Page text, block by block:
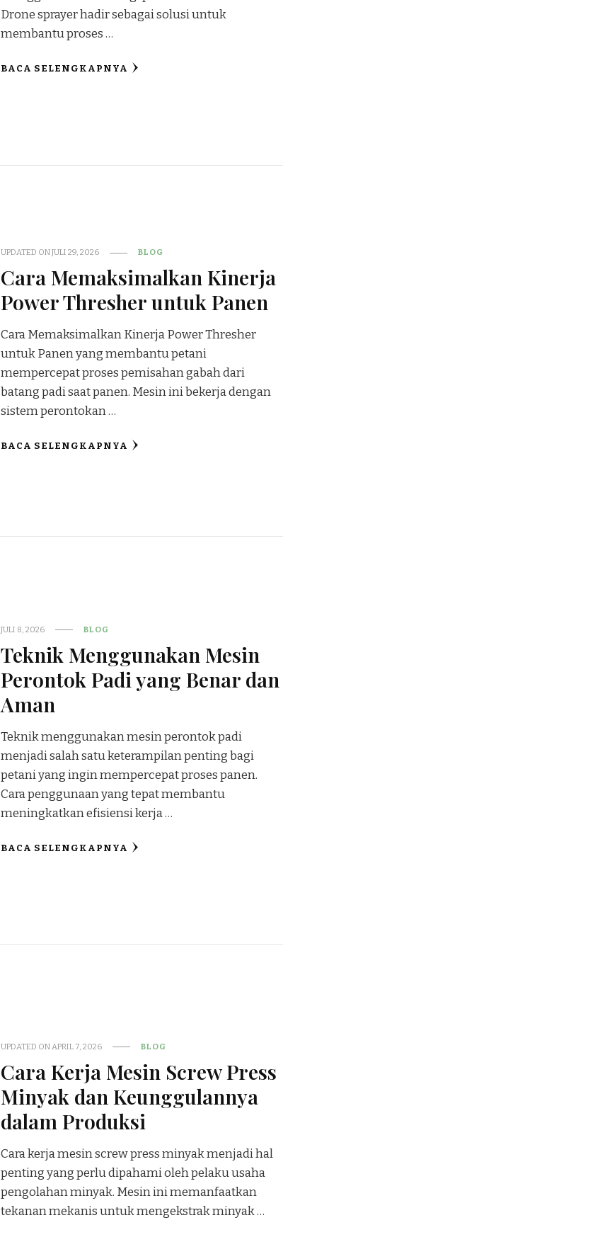
Drone sprayer hadir sebagai solusi untuk
membantu proses …
BACA SELENGKAPNYA
UPDATED ONJULI 29, 2026 BLOG
Cara Memaksimalkan Kinerja
Power Thresher untuk Panen
Cara Memaksimalkan Kinerja Power Thresher
untuk Panen yang membantu petani
mempercepat proses pemisahan gabah dari
batang padi saat panen. Mesin ini bekerja dengan
sistem perontokan …
BACA SELENGKAPNYA
JULI 8, 2026 BLOG
Teknik Menggunakan Mesin
Perontok Padi yang Benar dan
Aman
Teknik menggunakan mesin perontok padi
menjadi salah satu keterampilan penting bagi
petani yang ingin mempercepat proses panen.
Cara penggunaan yang tepat membantu
meningkatkan efisiensi kerja …
BACA SELENGKAPNYA
UPDATED ON APRIL 7, 2026 BLOG
Cara Kerja Mesin Screw Press
Minyak dan Keunggulannya
dalam Produksi
Cara kerja mesin screw press minyak menjadi hal
penting yang perlu dipahami oleh pelaku usaha
pengolahan minyak. Mesin ini memanfaatkan
tekanan mekanis untuk mengekstrak minyak …